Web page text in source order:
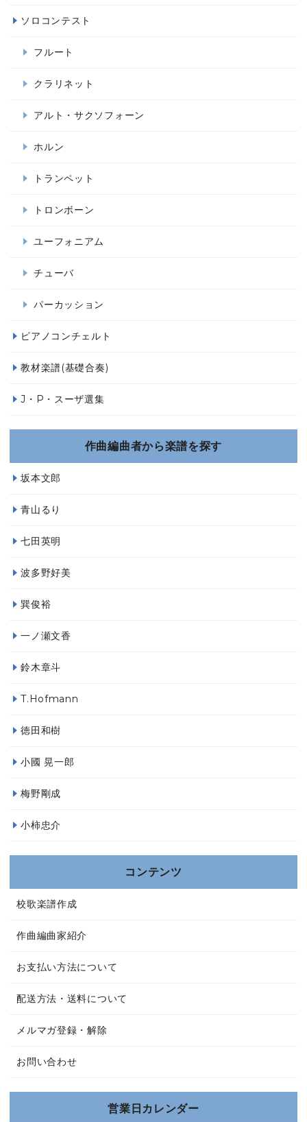
ソロコンテスト
フルート
クラリネット
アルト・サクソフォーン
ホルン
トランペット
トロンボーン
ユーフォニアム
チューバ
パーカッション
ピアノコンチェルト
教材楽譜(基礎合奏)
J・P・スーザ選集
作曲編曲者から楽譜を探す
坂本文郎
青山るり
七田英明
波多野好美
巽俊裕
一ノ瀬文香
鈴木章斗
T.Hofmann
徳田和樹
小國 晃一郎
梅野剛成
小柿忠介
コンテンツ
校歌楽譜作成
作曲編曲家紹介
お支払い方法について
配送方法・送料について
メルマガ登録・解除
お問い合わせ
営業日カレンダー